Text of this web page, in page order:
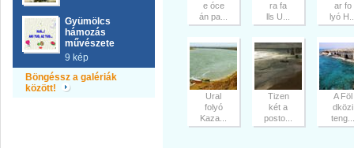
Gyümölcs
hámozás
művészete
9 kép
Böngéssz a galériák
között!
e óce
án pa...
ra fa
lls U...
ar fo
lyó
Ural
folyó
Kaza...
Tizen
két a
posto...
A Föl
dközi
teng...